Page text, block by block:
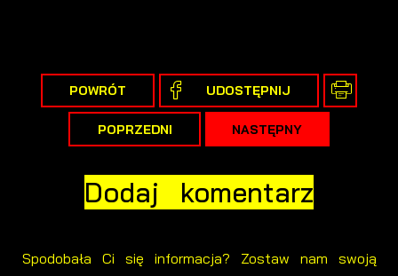
POWRÓT UDOSTĘPNIJ
POPRZEDNI NASTĘPNY
Dodaj komentarz
Spodobała Ci się informacja? Zostaw nam swoją